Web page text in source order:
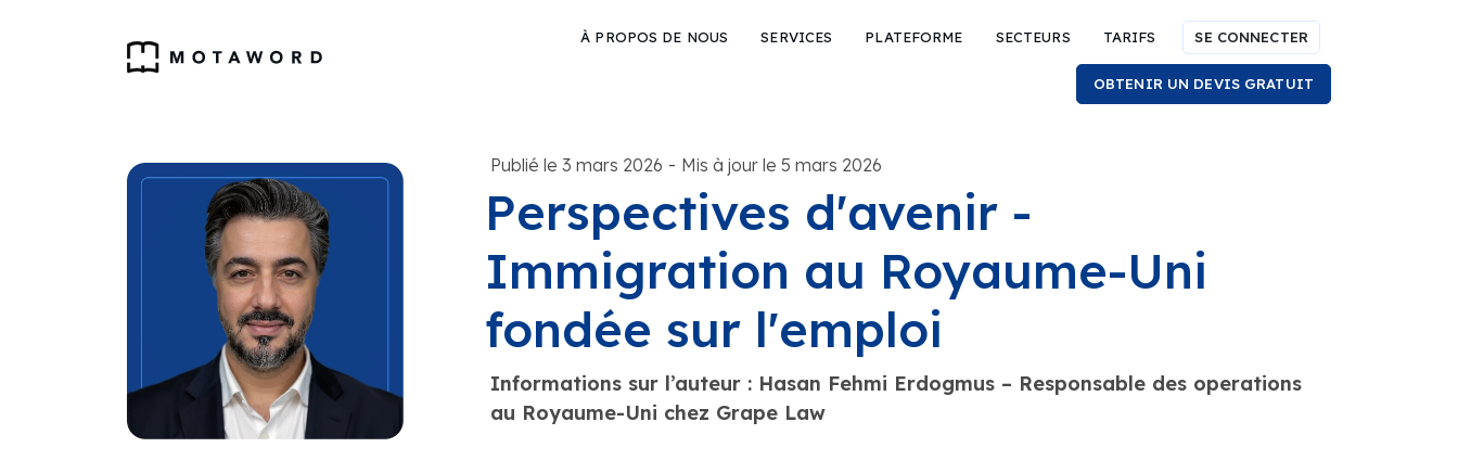
À PROPOS DE NOUS SERVICES PLATEFORME SECTEURS TARIFS SE CONNECTER
OBTENIR UN DEVIS GRATUIT
Publié le 3 mars 2026 - Mis à jour le 5 mars 2026
Perspectives d'avenir -
Immigration au Royaume-Uni
fondée sur l'emploi
Informations sur l’auteur : Hasan Fehmi Erdogmus – Responsable des operations
au Royaume-Uni chez Grape Law